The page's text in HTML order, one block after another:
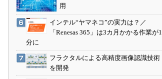
用
インテル“ヤマネコ”の実力は？／
「Renesas 365」は3カ月かかる作業が1
分に
フラクタルによる高精度画像認識技術
を開発